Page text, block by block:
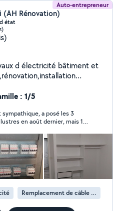
Auto-entrepreneur
(AH Rénovation)
état
d électricité bâtiment et
travaux de bricolage n
merci
: 1/5
a posé les 3
en août dernier, mais 1
serré au montagne et qui
l'été soit disant on est le 25
dit que c'est pas à cause
fin août l'année dernière). Je
d'autre sinon quel intérêt
J'aurais payé le
du tout venir.... trop occupé
Remplacement de câble électrique